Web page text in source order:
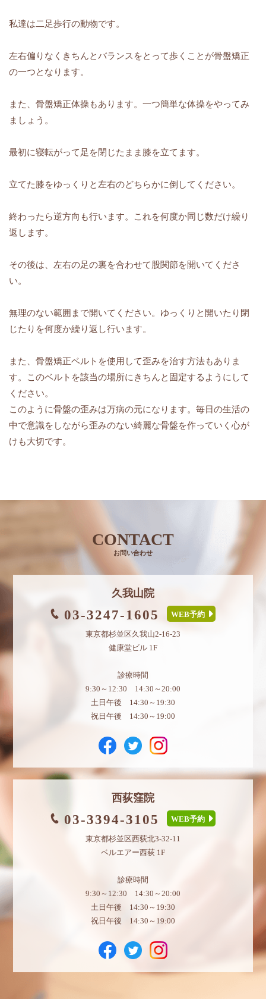
私達は二足歩行の動物です。
左右偏りなくきちんとバランスをとって歩くことが骨盤矯正
の一つとなります。
また、骨盤矯正体操もあります。一つ簡単な体操をやってみ
ましょう。
最初に寝転がって足を閉じたまま膝を立てます。
立てた膝をゆっくりと左右のどちらかに倒してください。
終わったら逆方向も行います。これを何度か同じ数だけ繰り
返します。
その後は、左右の足の裏を合わせて股関節を開いてくださ
い。
無理のない範囲まで開いてください。ゆっくりと開いたり閉
じたりを何度か繰り返し行います。
また、骨盤矯正ベルトを使用して歪みを治す方法もありま
す。このベルトを該当の場所にきちんと固定するようにして
ください。
このように骨盤の歪みは万病の元になります。毎日の生活の
中で意識をしながら歪みのない綺麗な骨盤を作っていく心が
けも大切です。
CONTACT
お問い合わせ
久我山院
03-3247-1605 WEB予約
東京都杉並区久我山2-16-23
健康堂ビル 1F
診療時間
9:30～12:30 14:30～20:00
土日午後 14:30～19:30
祝日午後 14:30～19:00
西荻窪院
03-3394-3105 WEB予約
東京都杉並区西荻北3-32-11
ベルエアー西荻 1F
診療時間
9:30～12:30 14:30～20:00
土日午後 14:30～19:30
祝日午後 14:30～19:00